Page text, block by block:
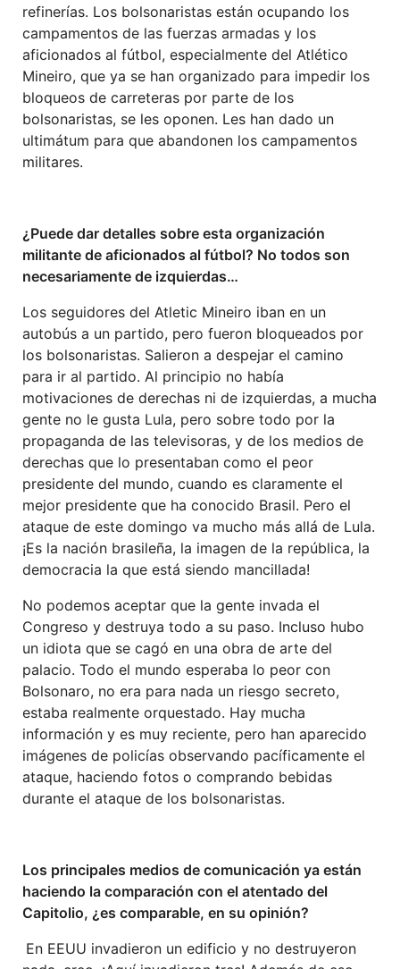
refinerías. Los bolsonaristas están ocupando los
campamentos de las fuerzas armadas y los
aficionados al fútbol, especialmente del Atlético
Mineiro, que ya se han organizado para impedir los
bloqueos de carreteras por parte de los
bolsonaristas, se les oponen. Les han dado un
ultimátum para que abandonen los campamentos
militares.
¿Puede dar detalles sobre esta organización
militante de aficionados al fútbol? No todos son
necesariamente de izquierdas…
Los seguidores del Atletic Mineiro iban en un
autobús a un partido, pero fueron bloqueados por
los bolsonaristas. Salieron a despejar el camino
para ir al partido. Al principio no había
motivaciones de derechas ni de izquierdas, a mucha
gente no le gusta Lula, pero sobre todo por la
propaganda de las televisoras, y de los medios de
derechas que lo presentaban como el peor
presidente del mundo, cuando es claramente el
mejor presidente que ha conocido Brasil. Pero el
ataque de este domingo va mucho más allá de Lula.
¡Es la nación brasileña, la imagen de la república, la
democracia la que está siendo mancillada!
No podemos aceptar que la gente invada el
Congreso y destruya todo a su paso. Incluso hubo
un idiota que se cagó en una obra de arte del
palacio. Todo el mundo esperaba lo peor con
Bolsonaro, no era para nada un riesgo secreto,
estaba realmente orquestado. Hay mucha
información y es muy reciente, pero han aparecido
imágenes de policías observando pacíficamente el
ataque, haciendo fotos o comprando bebidas
durante el ataque de los bolsonaristas.
Los principales medios de comunicación ya están
haciendo la comparación con el atentado del
Capitolio, ¿es comparable, en su opinión?
En EEUU invadieron un edificio y no destruyeron